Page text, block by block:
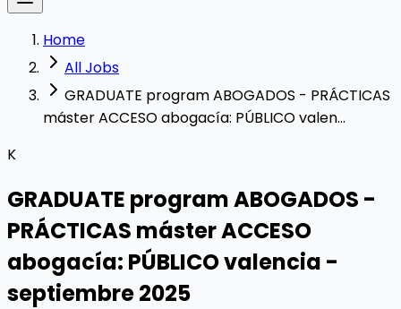
Home
All Jobs
GRADUATE program ABOGADOS - PRÁCTICAS
máster ACCESO abogacía: PÚBLICO valen...
K
GRADUATE program ABOGADOS -
PRÁCTICAS máster ACCESO
abogacía: PÚBLICO valencia -
septiembre 2025